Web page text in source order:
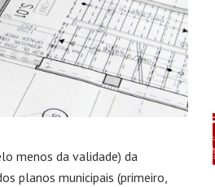
menos da validade) da
planos municipais (primeiro,